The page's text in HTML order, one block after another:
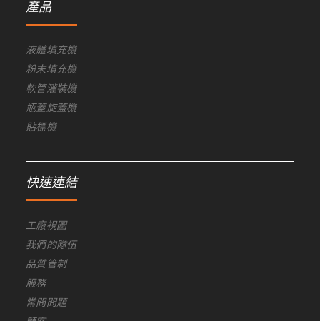
產品
液體填充機
粉末填充機
軟管灌裝機
瓶蓋旋蓋機
貼標機
快速連結
工廠視圖
我們的隊伍
品質管制
服務
常問問題